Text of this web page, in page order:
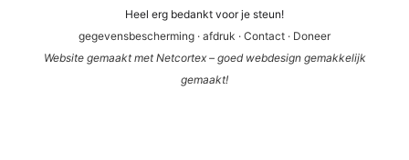
Heel erg bedankt voor je steun!
gege­vens­be­scher­ming · afdruk · Cont­act · Doneer
Web­site gema­akt met Net­cortex – goed web­de­sign gemak­ke­li­jk
gemaakt!